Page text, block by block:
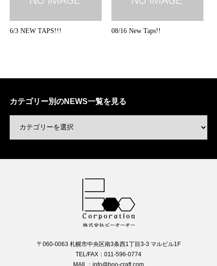
6/3 NEW TAPS!!! 08/16 New Taps!!
カテゴリー別のNEWS一覧を見る
〒060-0063 札幌市中央区南3条西1丁目3-3 マルビル1F
TEL/FAX：011-596-0774
MAIL：info@boo-craft.com